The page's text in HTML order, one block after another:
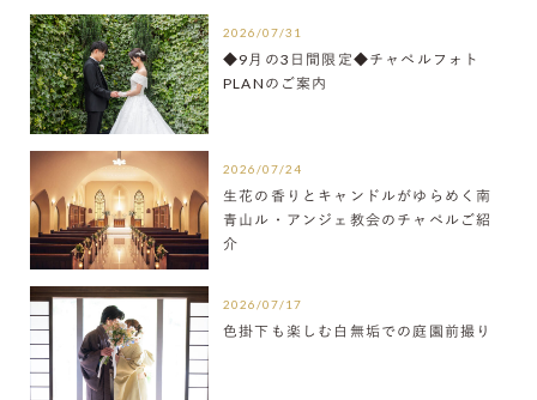
2026/07/31
◆9月の3日間限定◆チャペルフォト
PLANのご案内
2026/07/24
生花の香りとキャンドルがゆらめく南
青山ル・アンジェ教会のチャペルご紹
介
2026/07/17
色掛下も楽しむ白無垢での庭園前撮り